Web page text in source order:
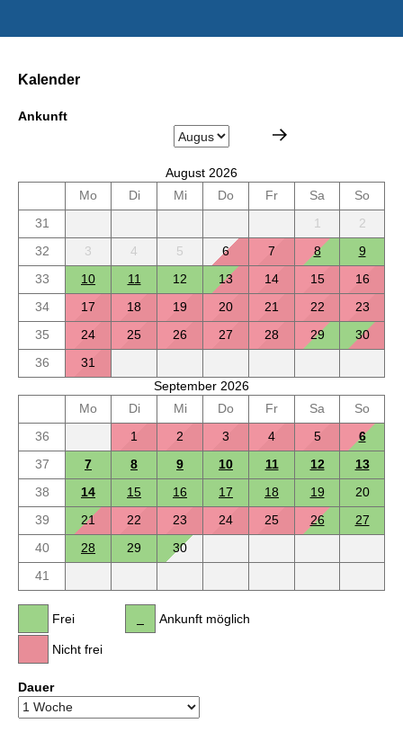
Kalender
Ankunft
August 2026
Mo
Di Mi Do Fr Sa
So
31
1
2
32
3 4 5 6 7 8
9
33
10 11 12 13 14 15
16
34
17 18 19 20 21 22
23
35
24 25 26 27 28 29
30
36
31
September 2026
Mo
Di Mi Do Fr Sa
So
36
1 2 3 4 5
6
37
7 8 9 10 11 12
13
38
14 15 16 17 18 19
20
39
21 22 23 24 25 26
27
40
28 29
30
41
Frei
Nicht frei
Ankunft möglich
Dauer